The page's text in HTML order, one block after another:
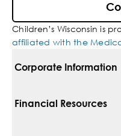
Children’s Wisconsin is
affiliated with the
Corporate Information
For Vendors
Financial Resources